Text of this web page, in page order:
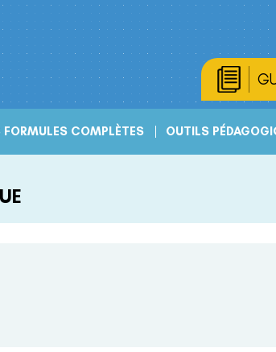
FORMULES COMPLÈTES OUTILS